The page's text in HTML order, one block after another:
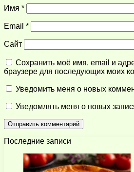
Имя *
Email *
Сайт
Сохранить моё имя, email и
браузере для последующих моих
Уведомить меня о новых
Уведомлять меня о новых
Последние записи